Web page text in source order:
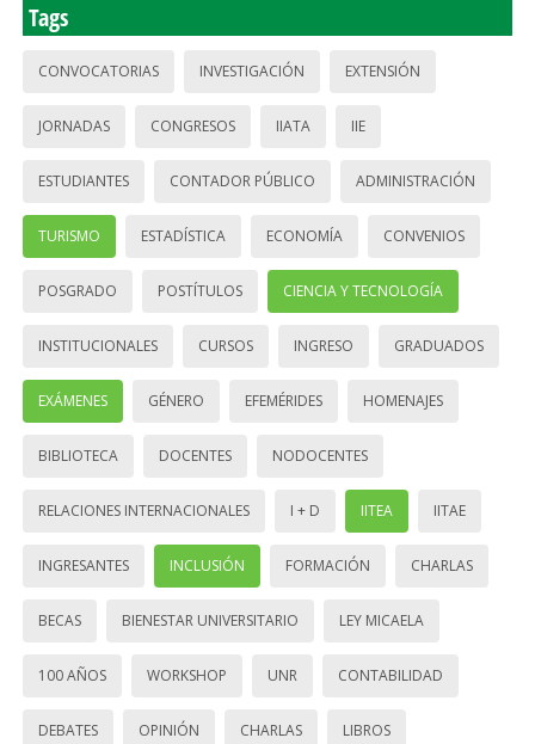
Tags
CONVOCATORIAS INVESTIGACIÓN EXTENSIÓN
JORNADAS CONGRESOS IIATA IIE
ESTUDIANTES CONTADOR PÚBLICO ADMINISTRACIÓN
TURISMO ESTADÍSTICA ECONOMÍA CONVENIOS
POSGRADO POSTÍTULOS CIENCIA Y TECNOLOGÍA
INSTITUCIONALES CURSOS INGRESO GRADUADOS
EXÁMENES GÉNERO EFEMÉRIDES HOMENAJES
BIBLIOTECA DOCENTES NODOCENTES
RELACIONES INTERNACIONALES I + D IITEA IITAE
INGRESANTES INCLUSIÓN FORMACIÓN CHARLAS
BECAS BIENESTAR UNIVERSITARIO LEY MICAELA
100 AÑOS WORKSHOP UNR CONTABILIDAD
DEBATES OPINIÓN CHARLAS LIBROS